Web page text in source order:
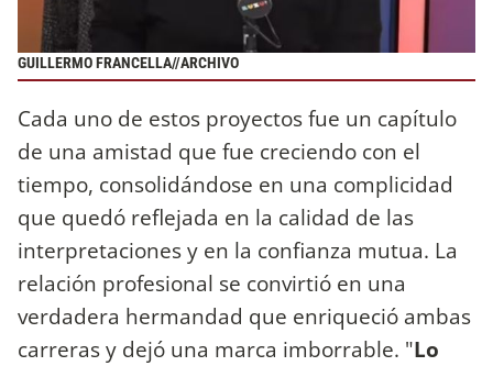
GUILLERMO FRANCELLA//ARCHIVO
Cada uno de estos proyectos fue un capítulo
de una amistad que fue creciendo con el
tiempo, consolidándose en una complicidad
que quedó reflejada en la calidad de las
interpretaciones y en la confianza mutua. La
relación profesional se convirtió en una
verdadera hermandad que enriqueció ambas
carreras y dejó una marca imborrable. "Lo